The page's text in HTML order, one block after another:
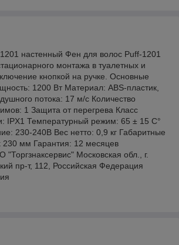
настенный Фен для волос Puff-1201
монтажа в туалетных и
кнопкой на ручке. Основные
1200 Вт Материал: ABS-пластик,
потока: 17 м/с Количество
1 Защита от перегрева Класс
IPX1 Температурный режим: 65 ± 15 С°
230-240В Вес нетто: 0,9 кг Габаритные
мм Гарантия: 12 месяцев
Московская обл., г.
пр-т, 112, Российская Федерация